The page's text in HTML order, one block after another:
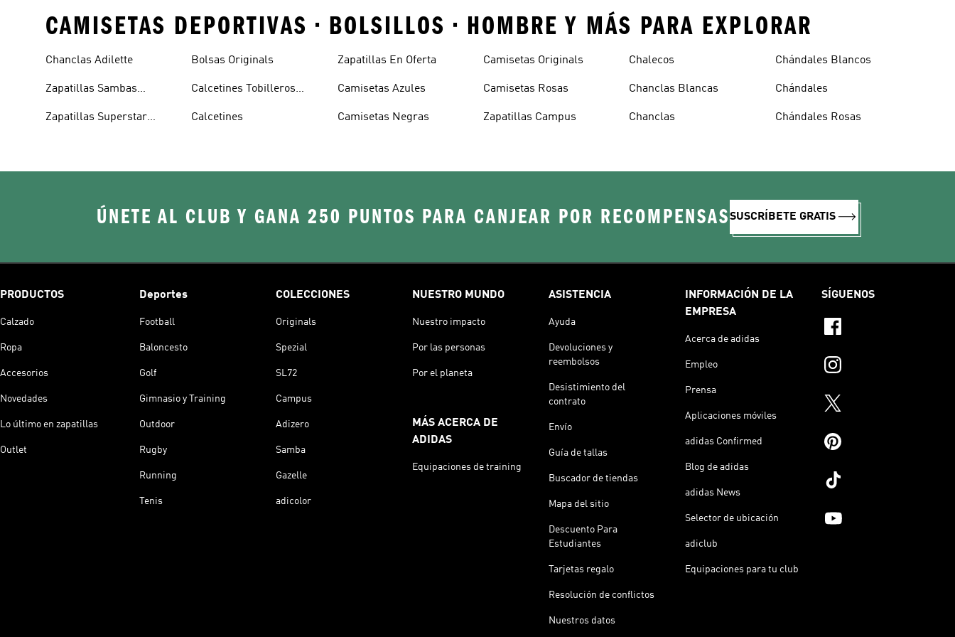
CAMISETAS DEPORTIVAS • BOLSILLOS • HOMBRE Y MÁS PARA EXPLORAR
Chanclas Adilette
Zapatillas Sambas
Zapatillas Superstar
Bolsas Originals
Calcetines Tobilleros
Calcetines
Zapatillas En Oferta
Camisetas Azules
Camisetas Negras
Camisetas Originals
Camisetas Rosas
Zapatillas Campus
Chalecos
Chanclas Blancas
Chanclas
Chándales Blancos
Chándales
Chándales Rosas
ÚNETE AL CLUB Y GANA 250 PUNTOS PARA CANJEAR POR RECOMPENSASSUSCRÍBETE GRATIS
PRODUCTOS
Calzado
Ropa
Accesorios
Novedades
Lo último en zapatillas
Outlet
Deportes
Football
Baloncesto
Golf
Gimnasio y Training
Outdoor
Rugby
Running
Tenis
COLECCIONES
Originals
Spezial
SL72
Campus
Adizero
Samba
Gazelle
adicolor
NUESTRO MUNDO
Nuestro impacto
Por las personas
Por el planeta
MÁS ACERCA DE
ADIDAS
Equipaciones de training
ASISTENCIA
Ayuda
Devoluciones y
reembolsos
Desistimiento del
contrato
Envío
Guía de tallas
Buscador de tiendas
Mapa del sitio
Descuento Para
Estudiantes
Tarjetas regalo
Resolución de conflictos
Nuestros datos
INFORMACIÓN DE LA
EMPRESA
Acerca de adidas
Empleo
Prensa
Aplicaciones móviles
adidas Confirmed
Blog de adidas
adidas News
Selector de ubicación
adiclub
Equipaciones para tu club
SÍGUENOS